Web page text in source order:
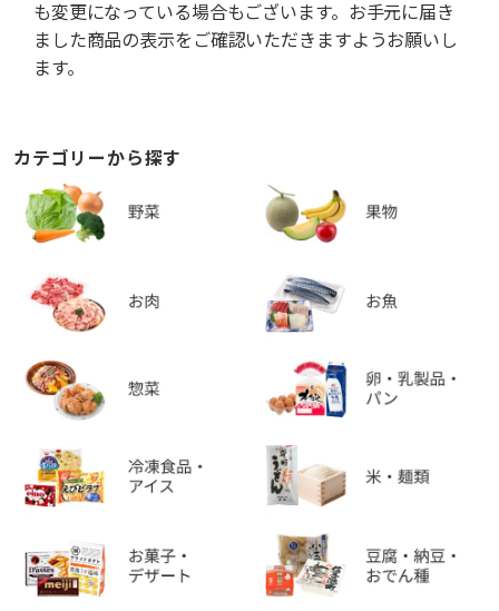
も変更になっている場合もございます。お手元に届き
ました商品の表示をご確認いただきますようお願いし
ます。
カテゴリーから探す